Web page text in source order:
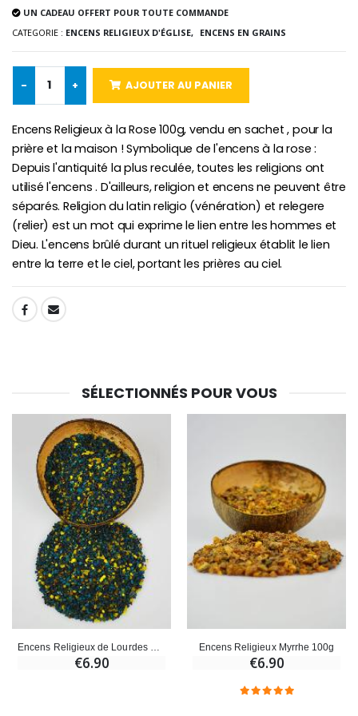
-10%
€5.50
-25%
Lot de 20 Bougies de Neuvaine Blanches
€78.00 €58.50
Huile d'Onction
€9.90
€130.00
€2.50
€5.00
UN CADEAU OFFERT POUR TOUTE COMMANDE
CATEGORIE : ENCENS RELIGIEUX D'ÉGLISE, ENCENS EN GRAINS
- + AJOUTER AU PANIER
Encens Religieux à la Rose 100g, vendu en sachet , pour la
prière et la maison ! Symbolique de l'encens à la rose :
Depuis l'antiquité la plus reculée, toutes les religions ont
utilisé l'encens . D'ailleurs, religion et encens ne peuvent être
séparés. Religion du latin religio (vénération) et relegere
(relier) est un mot qui exprime le lien entre les hommes et
Dieu. L'encens brûlé durant un rituel religieux établit le lien
entre la terre et le ciel, portant les prières au ciel.
SHARE:
SÉLECTIONNÉS POUR VOUS
€6.90
Encens Religieux Myrrhe 100g
€6.90